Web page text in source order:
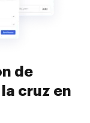
de
cruz en